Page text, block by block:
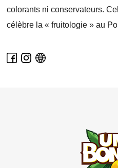
colorants ni conservateurs.
célèbre la « fruitologie » au